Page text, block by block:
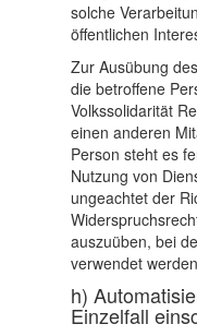
solche
öffentlichen
Zur Ausübung
die betroffene
Volkssolidarität
einen anderen
Person steht es
Nutzung von
ungeachtet der
auszuüben, bei
verwendet
h)
Einzelfall